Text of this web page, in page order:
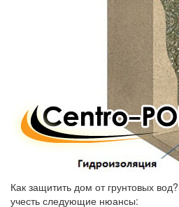
Как защитить дом от грунтовых
учесть следующие нюансы: